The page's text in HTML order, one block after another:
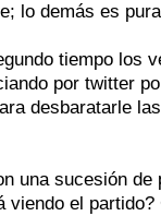
lo demás es
tiempo los
por twitter
desbaratarle
una sucesión de
viendo el partido?